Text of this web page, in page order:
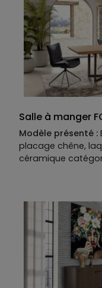
Salle à manger
Modèle présenté :
placage chêne,
céramique
Modèle présenté
Manufacture :
Piétement :
Fer
Plateau :
MDF
Façade :
MDF
catégorie 1